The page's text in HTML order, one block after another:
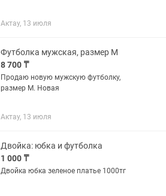
Актау, 13 июля
Футболка мужская, размер М
8 700 ₸
Продаю новую мужскую футболку,
размер М. Новая
Актау, 13 июля
Двойка: юбка и футболка
1 000 ₸
Двойка юбка зеленое платье 1000тг